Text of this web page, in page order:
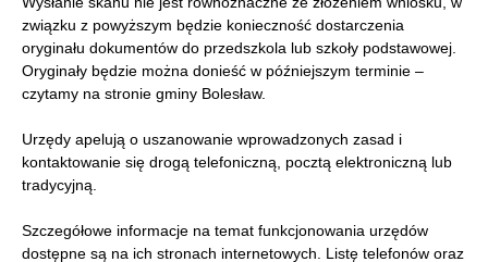
związku z powyższym będzie konieczność dostarczenia
oryginału dokumentów do przedszkola lub szkoły podstawowej.
Oryginały będzie można donieść w późniejszym terminie –
czytamy na stronie gminy Bolesław.
Urzędy apelują o uszanowanie wprowadzonych zasad i
kontaktowanie się drogą telefoniczną, pocztą elektroniczną lub
tradycyjną.
Szczegółowe informacje na temat funkcjonowania urzędów
dostępne są na ich stronach internetowych. Listę telefonów oraz